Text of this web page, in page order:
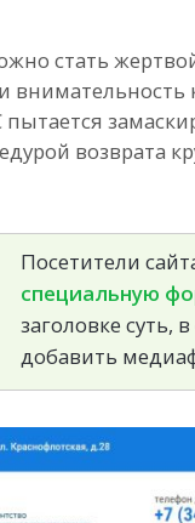
стать
возврата
Посетители
специальную
заголовке суть,
добавить